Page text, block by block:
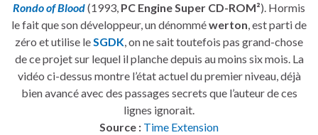
Rondo of Blood(1993, PC Engine Super CD-ROM²). Hormis
le fait que son développeur, un dénomméwerton, est parti de
zéro et utilise leSGDK, on ne sait toutefois pas grand-chose
de ce projet sur lequel il planche depuis au moins six mois. La
vidéo ci-dessus montre l’état actuel du premier niveau, déjà
bien avancé avec des passages secrets que l’auteur de ces
lignes ignorait.
Source : Time Extension